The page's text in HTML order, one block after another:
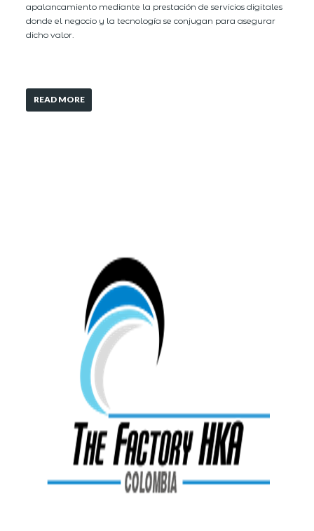
apalancamiento mediante la prestación de servicios digitales
donde el negocio y la tecnología se conjugan para asegurar
dicho valor.
READ MORE